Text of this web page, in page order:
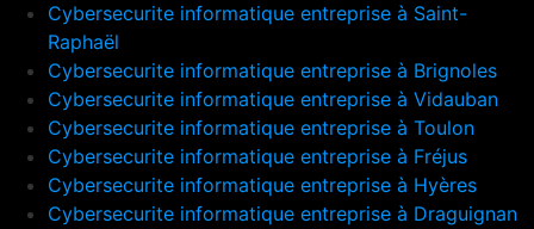
Cybersecurite informatique entreprise à Saint-
Raphaël
Cybersecurite informatique entreprise à Brignoles
Cybersecurite informatique entreprise à Vidauban
Cybersecurite informatique entreprise à Toulon
Cybersecurite informatique entreprise à Fréjus
Cybersecurite informatique entreprise à Hyères
Cybersecurite informatique entreprise à Draguignan